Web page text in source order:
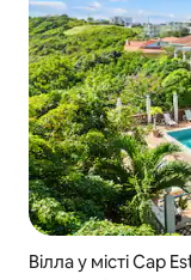
Вілла у місті Cap